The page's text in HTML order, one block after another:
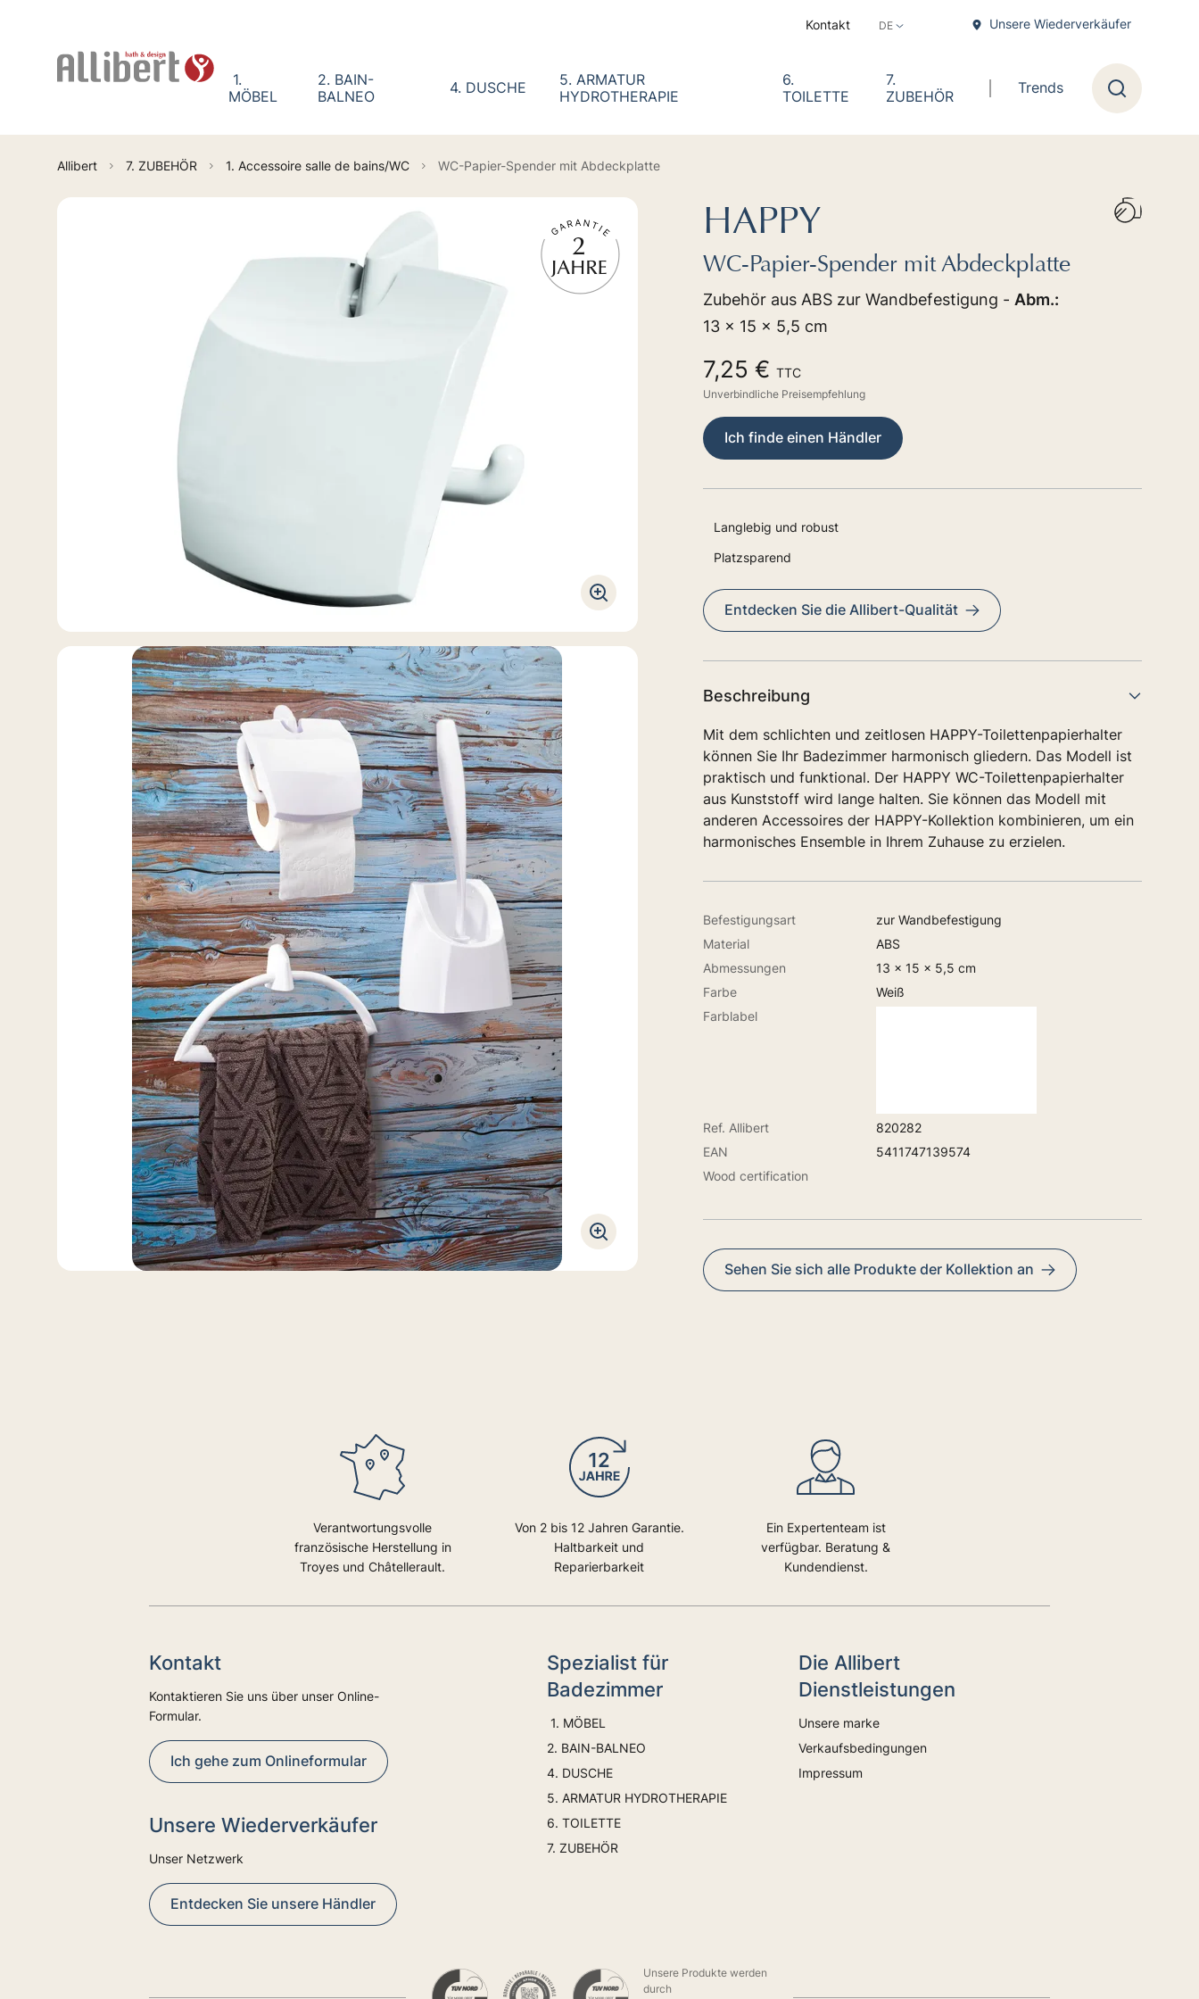
Kontakt
Unsere Wiederverkäufer
1.
MÖBEL
2. BAIN-
BALNEO
4. DUSCHE
5. ARMATUR
HYDROTHERAPIE
6.
TOILETTE
7.
ZUBEHÖR
Trends
Forschung
Allibert 7. ZUBEHÖR 1. Accessoire salle de bains/WC WC-Papier-Spender mit Abdeckplatte
HAPPY
WC-Papier-Spender mit Abdeckplatte
Zubehör aus ABS zur Wandbefestigung - Abm.:
13 x 15 x 5,5 cm
7,25 € TTC
Unverbindliche Preisempfehlung
Ich finde einen Händler
Langlebig und robust
Platzsparend
Entdecken Sie die Allibert-Qualität
Beschreibung
Mit dem schlichten und zeitlosen HAPPY-Toilettenpapierhalter
können Sie Ihr Badezimmer harmonisch gliedern. Das Modell ist
praktisch und funktional. Der HAPPY WC-Toilettenpapierhalter
aus Kunststoff wird lange halten. Sie können das Modell mit
anderen Accessoires der HAPPY-Kollektion kombinieren, um ein
harmonisches Ensemble in Ihrem Zuhause zu erzielen.
Befestigungsart
zur Wandbefestigung
Material
ABS
Abmessungen
13 x 15 x 5,5 cm
Farbe
Weiß
Farblabel
Ref. Allibert
820282
EAN
5411747139574
Wood certification
Sehen Sie sich alle Produkte der Kollektion an
Verantwortungsvolle
französische Herstellung in
Troyes und Châtellerault.
Von 2 bis 12 Jahren Garantie.
Haltbarkeit und
Reparierbarkeit
Ein Expertenteam ist
verfügbar. Beratung &
Kundendienst.
Kontakt
Kontaktieren Sie uns über unser Online-
Formular.
Ich gehe zum Onlineformular
Unsere Wiederverkäufer
Unser Netzwerk
Entdecken Sie unsere Händler
Spezialist für
Badezimmer
1. MÖBEL
2. BAIN-BALNEO
4. DUSCHE
5. ARMATUR HYDROTHERAPIE
6. TOILETTE
7. ZUBEHÖR
Die Allibert
Dienstleistungen
Unsere marke
Verkaufsbedingungen
Impressum
Unsere Produkte werden
durch